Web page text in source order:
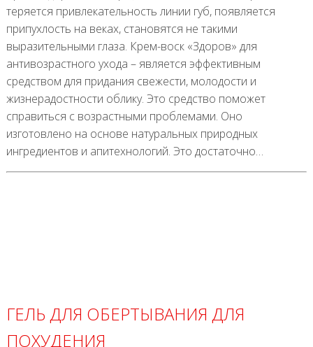
теряется привлекательность линии губ, появляется
припухлость на веках, становятся не такими
выразительными глаза. Крем-воск «Здоров» для
антивозрастного ухода – является эффективным
средством для придания свежести, молодости и
жизнерадостности облику. Это средство поможет
справиться с возрастными проблемами. Оно
изготовлено на основе натуральных природных
ингредиентов и апитехнологий. Это достаточно…
ГЕЛЬ ДЛЯ ОБЕРТЫВАНИЯ ДЛЯ
ПОХУДЕНИЯ